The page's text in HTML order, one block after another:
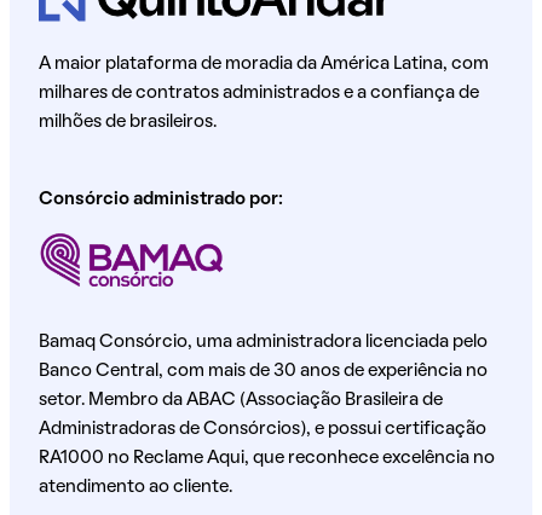
A maior plataforma de moradia da América Latina, com
milhares de contratos administrados e a confiança de
milhões de brasileiros.
Consórcio administrado por:
Bamaq Consórcio, uma administradora licenciada pelo
Banco Central, com mais de 30 anos de experiência no
setor. Membro da ABAC (Associação Brasileira de
Administradoras de Consórcios), e possui certificação
RA1000 no Reclame Aqui, que reconhece excelência no
atendimento ao cliente.